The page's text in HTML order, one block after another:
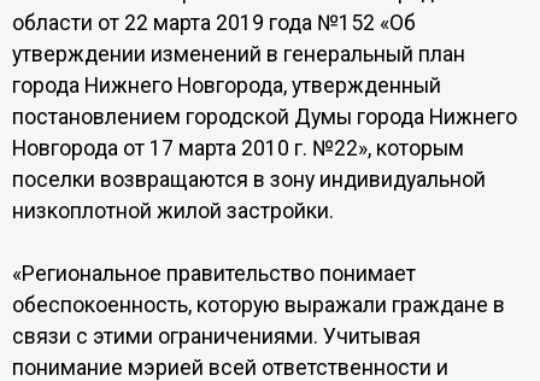
области от 22 марта 2019 года №152 «Об
утверждении изменений в генеральный план
города Нижнего Новгорода, утвержденный
постановлением городской Думы города Нижнего
Новгорода от 17 марта 2010 г. №22», которым
поселки возвращаются в зону индивидуальной
низкоплотной жилой застройки.
«Региональное правительство понимает
обеспокоенность, которую выражали граждане в
связи с этими ограничениями. Учитывая
понимание мэрией всей ответственности и